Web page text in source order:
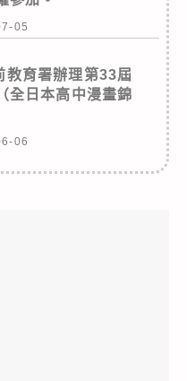
05
教育署辦理第33屆
全日本高中漫畫錦
06